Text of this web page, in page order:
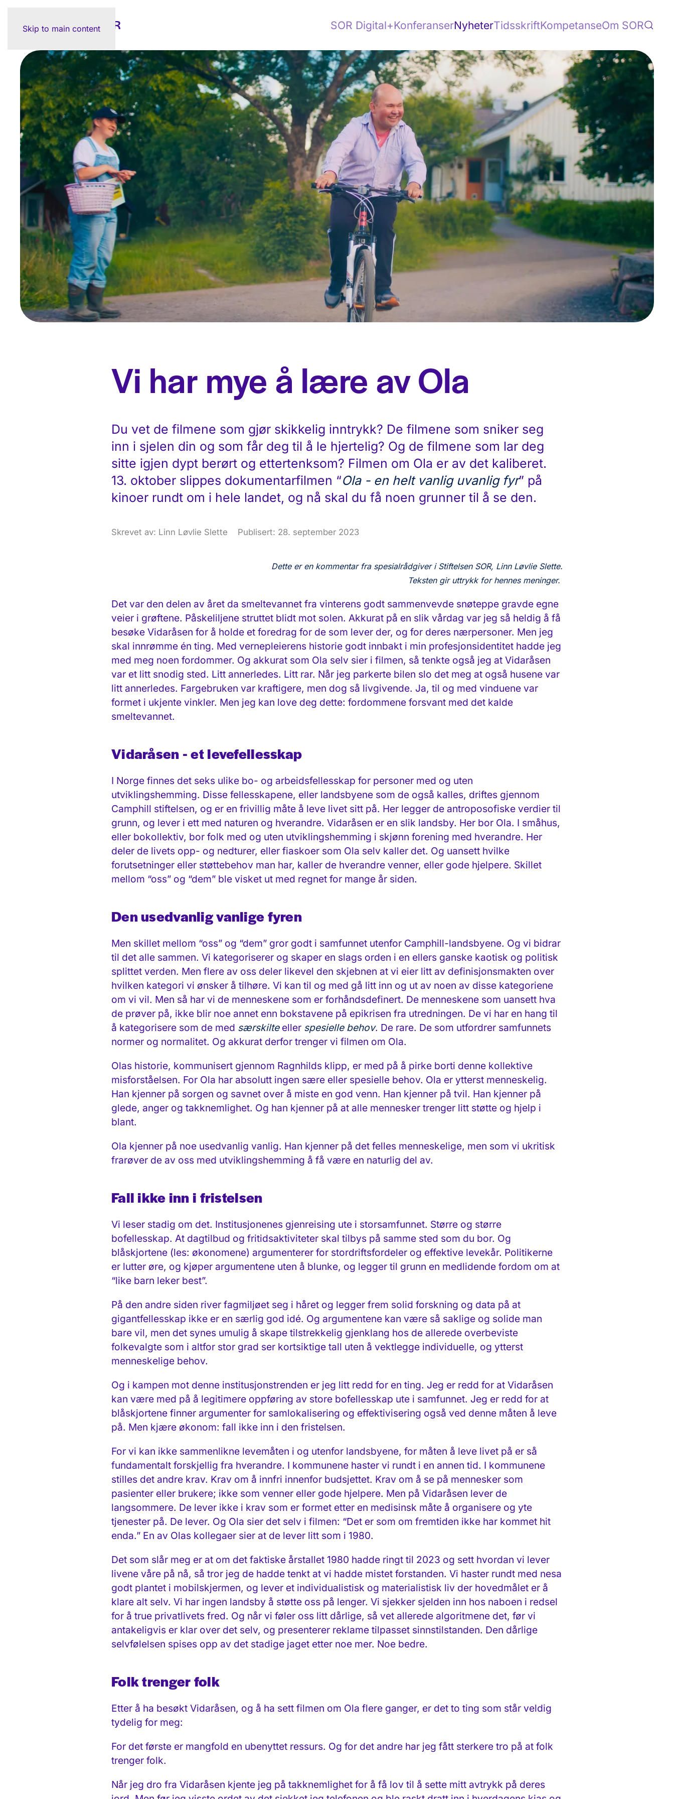
Skip to main content SOR Digital+KonferanserNyheterTidsskriftKompetanseOm SOR
Vi har mye å lære av Ola
Du vet de filmene som gjør skikkelig inntrykk? De filmene som sniker seg
inn i sjelen din og som får deg til å le hjertelig? Og de filmene som lar deg
sitte igjen dypt berørt og ettertenksom? Filmen om Ola er av det kaliberet.
13. oktober slippes dokumentarfilmen “Ola - en helt vanlig uvanlig fyr” på
kinoer rundt om i hele landet, og nå skal du få noen grunner til å se den.
Skrevet av: Linn Løvlie Slette Publisert: 28. september 2023
Dette er en kommentar fra spesialrådgiver i Stiftelsen SOR, Linn Løvlie Slette.
Teksten gir uttrykk for hennes meninger.
Det var den delen av året da smeltevannet fra vinterens godt sammenvevde snøteppe gravde egne
veier i grøftene. Påskeliljene struttet blidt mot solen. Akkurat på en slik vårdag var jeg så heldig å få
besøke Vidaråsen for å holde et foredrag for de som lever der, og for deres nærpersoner. Men jeg
skal innrømme én ting. Med vernepleierens historie godt innbakt i min profesjonsidentitet hadde jeg
med meg noen fordommer. Og akkurat som Ola selv sier i filmen, så tenkte også jeg at Vidaråsen
var et litt snodig sted. Litt annerledes. Litt rar. Når jeg parkerte bilen slo det meg at også husene var
litt annerledes. Fargebruken var kraftigere, men dog så livgivende. Ja, til og med vinduene var
formet i ukjente vinkler. Men jeg kan love deg dette: fordommene forsvant med det kalde
smeltevannet.
Vidaråsen - et levefellesskap
I Norge finnes det seks ulike bo- og arbeidsfellesskap for personer med og uten
utviklingshemming. Disse fellesskapene, eller landsbyene som de også kalles, driftes gjennom
Camphill stiftelsen, og er en frivillig måte å leve livet sitt på. Her legger de antroposofiske verdier til
grunn, og lever i ett med naturen og hverandre. Vidaråsen er en slik landsby. Her bor Ola. I småhus,
eller bokollektiv, bor folk med og uten utviklingshemming i skjønn forening med hverandre. Her
deler de livets opp- og nedturer, eller fiaskoer som Ola selv kaller det. Og uansett hvilke
forutsetninger eller støttebehov man har, kaller de hverandre venner, eller gode hjelpere. Skillet
mellom “oss” og “dem” ble visket ut med regnet for mange år siden.
Den usedvanlig vanlige fyren
Men skillet mellom “oss” og “dem” gror godt i samfunnet utenfor Camphill-landsbyene. Og vi bidrar
til det alle sammen. Vi kategoriserer og skaper en slags orden i en ellers ganske kaotisk og politisk
splittet verden. Men flere av oss deler likevel den skjebnen at vi eier litt av definisjonsmakten over
hvilken kategori vi ønsker å tilhøre. Vi kan til og med gå litt inn og ut av noen av disse kategoriene
om vi vil. Men så har vi de menneskene som er forhåndsdefinert. De menneskene som uansett hva
de prøver på, ikke blir noe annet enn bokstavene på epikrisen fra utredningen. De vi har en hang til
å kategorisere som de med særskilteeller spesielle behov. De rare. De som utfordrer samfunnets
normer og normalitet. Og akkurat derfor trenger vi filmen om Ola.
Olas historie, kommunisert gjennom Ragnhilds klipp, er med på å pirke borti denne kollektive
misforståelsen. For Ola har absolutt ingen sære eller spesielle behov. Ola er ytterst menneskelig.
Han kjenner på sorgen og savnet over å miste en god venn. Han kjenner på tvil. Han kjenner på
glede, anger og takknemlighet. Og han kjenner på at alle mennesker trenger litt støtte og hjelp i
blant.
Ola kjenner på noe usedvanlig vanlig. Han kjenner på det felles menneskelige, men som vi ukritisk
frarøver de av oss med utviklingshemming å få være en naturlig del av.
Fall ikke inn i fristelsen
Vi leser stadig om det. Institusjonenes gjenreising ute i storsamfunnet. Større og større
bofellesskap. At dagtilbud og fritidsaktiviteter skal tilbys på samme sted som du bor. Og
blåskjortene (les: økonomene) argumenterer for stordriftsfordeler og effektive levekår. Politikerne
er lutter øre, og kjøper argumentene uten å blunke, og legger til grunn en medlidende fordom om at
“like barn leker best”.
På den andre siden river fagmiljøet seg i håret og legger frem solid forskning og data på at
gigantfellesskap ikke er en særlig god idé. Og argumentene kan være så saklige og solide man
bare vil, men det synes umulig å skape tilstrekkelig gjenklang hos de allerede overbeviste
folkevalgte som i altfor stor grad ser kortsiktige tall uten å vektlegge individuelle, og ytterst
menneskelige behov.
Og i kampen mot denne institusjonstrenden er jeg litt redd for en ting. Jeg er redd for at Vidaråsen
kan være med på å legitimere oppføring av store bofellesskap ute i samfunnet. Jeg er redd for at
blåskjortene finner argumenter for samlokalisering og effektivisering også ved denne måten å leve
på. Men kjære økonom: fall ikke inn i den fristelsen.
For vi kan ikke sammenlikne levemåten i og utenfor landsbyene, for måten å leve livet på er så
fundamentalt forskjellig fra hverandre. I kommunene haster vi rundt i en annen tid. I kommunene
stilles det andre krav. Krav om å innfri innenfor budsjettet. Krav om å se på mennesker som
pasienter eller brukere; ikke som venner eller gode hjelpere. Men på Vidaråsen lever de
langsommere. De lever ikke i krav som er formet etter en medisinsk måte å organisere og yte
tjenester på. De lever. Og Ola sier det selv i filmen: “Det er som om fremtiden ikke har kommet hit
enda.” En av Olas kollegaer sier at de lever litt som i 1980.
Det som slår meg er at om det faktiske årstallet 1980 hadde ringt til 2023 og sett hvordan vi lever
livene våre på nå, så tror jeg de hadde tenkt at vi hadde mistet forstanden. Vi haster rundt med nesa
godt plantet i mobilskjermen, og lever et individualistisk og materialistisk liv der hovedmålet er å
klare alt selv. Vi har ingen landsby å støtte oss på lenger. Vi sjekker sjelden inn hos naboen i redsel
for å true privatlivets fred. Og når vi føler oss litt dårlige, så vet allerede algoritmene det, før vi
antakeligvis er klar over det selv, og presenterer reklame tilpasset sinnstilstanden. Den dårlige
selvfølelsen spises opp av det stadige jaget etter noe mer. Noe bedre.
Folk trenger folk
Etter å ha besøkt Vidaråsen, og å ha sett filmen om Ola flere ganger, er det to ting som står veldig
tydelig for meg:
For det første er mangfold en ubenyttet ressurs. Og for det andre har jeg fått sterkere tro på at folk
trenger folk.
Når jeg dro fra Vidaråsen kjente jeg på takknemlighet for å få lov til å sette mitt avtrykk på deres